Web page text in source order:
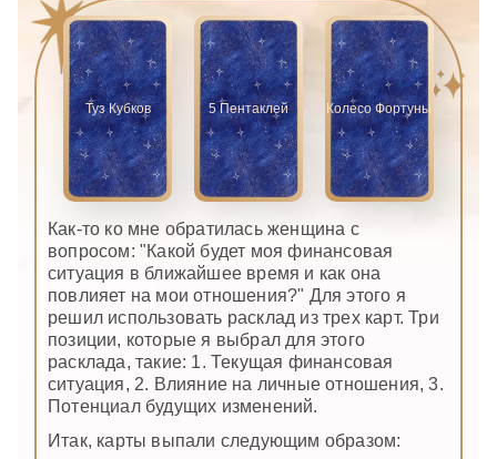
Туз Кубков 5 Пентаклей Колесо Фортуны
Как-то ко мне обратилась женщина с
вопросом: "Какой будет моя финансовая
ситуация в ближайшее время и как она
повлияет на мои отношения?" Для этого я
решил использовать расклад из трех карт. Три
позиции, которые я выбрал для этого
расклада, такие: 1. Текущая финансовая
ситуация, 2. Влияние на личные отношения, 3.
Потенциал будущих изменений.
Итак, карты выпали следующим образом: